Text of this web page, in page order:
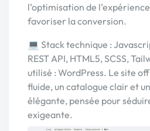
l’optimisation de
favoriser la conversion.
💻 Stack technique :
REST API, HTML5, SCSS,
utilisé : WordPress. Le site
fluide, un catalogue clair et
élégante, pensée pour
exigeante.